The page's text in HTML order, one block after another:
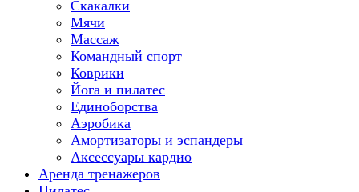
Скакалки
Мячи
Массаж
Командный спорт
Коврики
Йога и пилатес
Единоборства
Аэробика
Амортизаторы и эспандеры
Аксессуары кардио
Аренда тренажеров